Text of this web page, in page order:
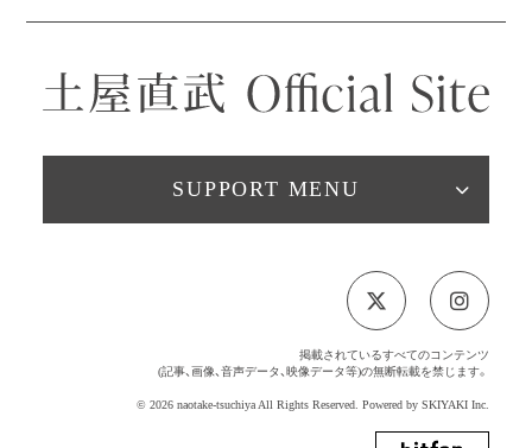
SUPPORT MENU
掲載されているすべてのコンテンツ
(記事、画像、音声データ、映像データ等)の無断転載を禁じます。
© 2026 naotake-tsuchiya All Rights Reserved. Powered by SKIYAKI Inc.